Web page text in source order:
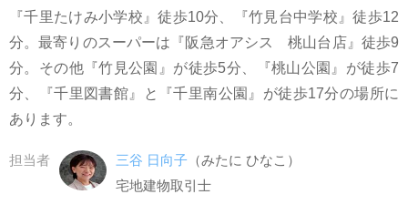
『千里たけみ小学校』徒歩10分、『竹見台中学校』徒歩12
分。最寄りのスーパーは『阪急オアシス 桃山台店』徒歩9
分。その他『竹見公園』が徒歩5分、『桃山公園』が徒歩7
分、『千里図書館』と『千里南公園』が徒歩17分の場所に
あります。
担当者 三谷 日向子（みたに ひなこ）
宅地建物取引士